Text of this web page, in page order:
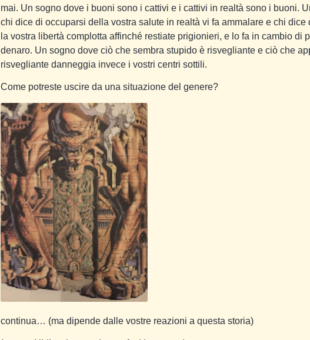
mai. Un sogno dove i buoni sono i cattivi e i cattivi in realtà sono i buoni.
chi dice di occuparsi della vostra salute in realtà vi fa ammalare e chi dice
la vostra libertà complotta affinché restiate prigionieri, e lo fa in cambio di
denaro. Un sogno dove ciò che sembra stupido è risvegliante e ciò che
risvegliante danneggia invece i vostri centri sottili.
Come potreste uscire da una situazione del genere?
continua… (ma dipende dalle vostre reazioni a questa storia)